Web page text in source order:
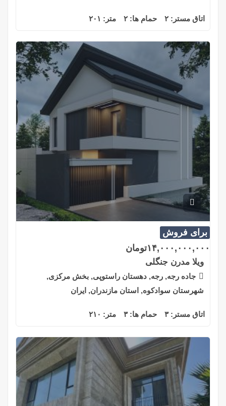
اتاق مستر: ۲ حمام ها: ۲ متر: ۲۰۱
برای فروش
۱۴,۰۰۰,۰۰۰,۰۰۰تومان
ویلا مدرن جنگلی
جاده رجه, رجه, دهستان راستوپی, بخش مرکزی,
شهرستان سوادکوه, استان مازندران, ایران
اتاق مستر:۳ حمام ها:۳ متر: ۲۱۰